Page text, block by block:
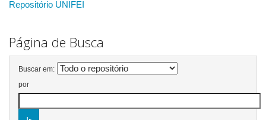
Repositório UNIFEI
Página de Busca
Buscar em:
por